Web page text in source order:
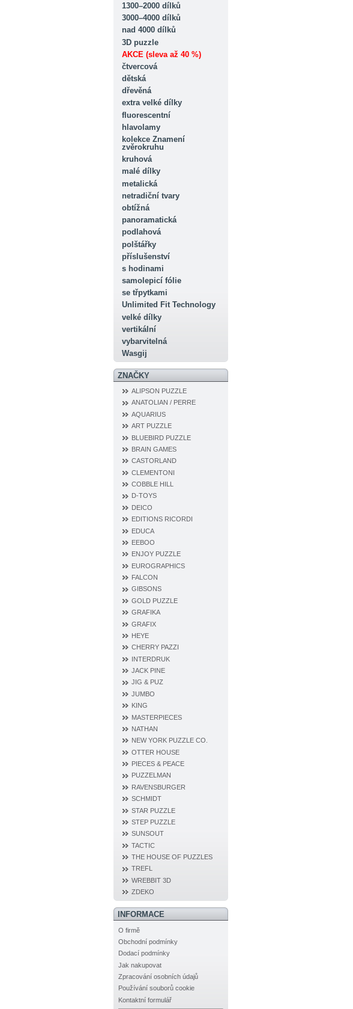
1300–2000 dílků
3000–4000 dílků
nad 4000 dílků
3D puzzle
AKCE (sleva až 40 %)
čtvercová
dětská
dřevěná
extra velké dílky
fluorescentní
hlavolamy
kolekce Znamení
zvěrokruhu
kruhová
malé dílky
metalická
netradiční tvary
obtížná
panoramatická
podlahová
polštářky
příslušenství
s hodinami
samolepicí fólie
se třpytkami
Unlimited Fit Technology
velké dílky
vertikální
vybarvitelná
Wasgij
ZNAČKY
ALIPSON PUZZLE
ANATOLIAN / PERRE
AQUARIUS
ART PUZZLE
BLUEBIRD PUZZLE
BRAIN GAMES
CASTORLAND
CLEMENTONI
COBBLE HILL
D‐TOYS
DEICO
EDITIONS RICORDI
EDUCA
EEBOO
ENJOY PUZZLE
EUROGRAPHICS
FALCON
GIBSONS
GOLD PUZZLE
GRAFIKA
GRAFIX
HEYE
CHERRY PAZZI
INTERDRUK
JACK PINE
JIG & PUZ
JUMBO
KING
MASTERPIECES
NATHAN
NEW YORK PUZZLE CO.
OTTER HOUSE
PIECES & PEACE
PUZZELMAN
RAVENSBURGER
SCHMIDT
STAR PUZZLE
STEP PUZZLE
SUNSOUT
TACTIC
THE HOUSE OF PUZZLES
TREFL
WREBBIT 3D
ZDEKO
INFORMACE
O firmě
Obchodní podmínky
Dodací podmínky
Jak nakupovat
Zpracování osobních údajů
Používání souborů cookie
Kontaktní formulář